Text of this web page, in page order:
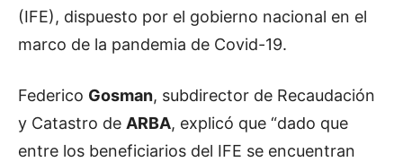
(IFE), dispuesto por el gobierno nacional en el
marco de la pandemia de Covid-19.
Federico Gosman, subdirector de Recaudación
y Catastro de ARBA, explicó que “dado que
entre los beneficiarios del IFE se encuentran